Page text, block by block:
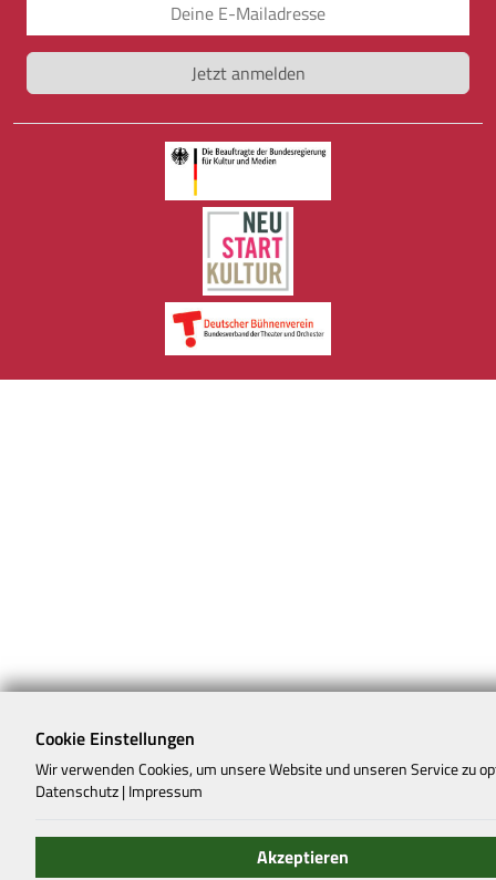
Cookie Einstellungen
Wir verwenden Cookies, um unsere Website und unseren Service zu
Datenschutz | Impressum
Akzeptieren